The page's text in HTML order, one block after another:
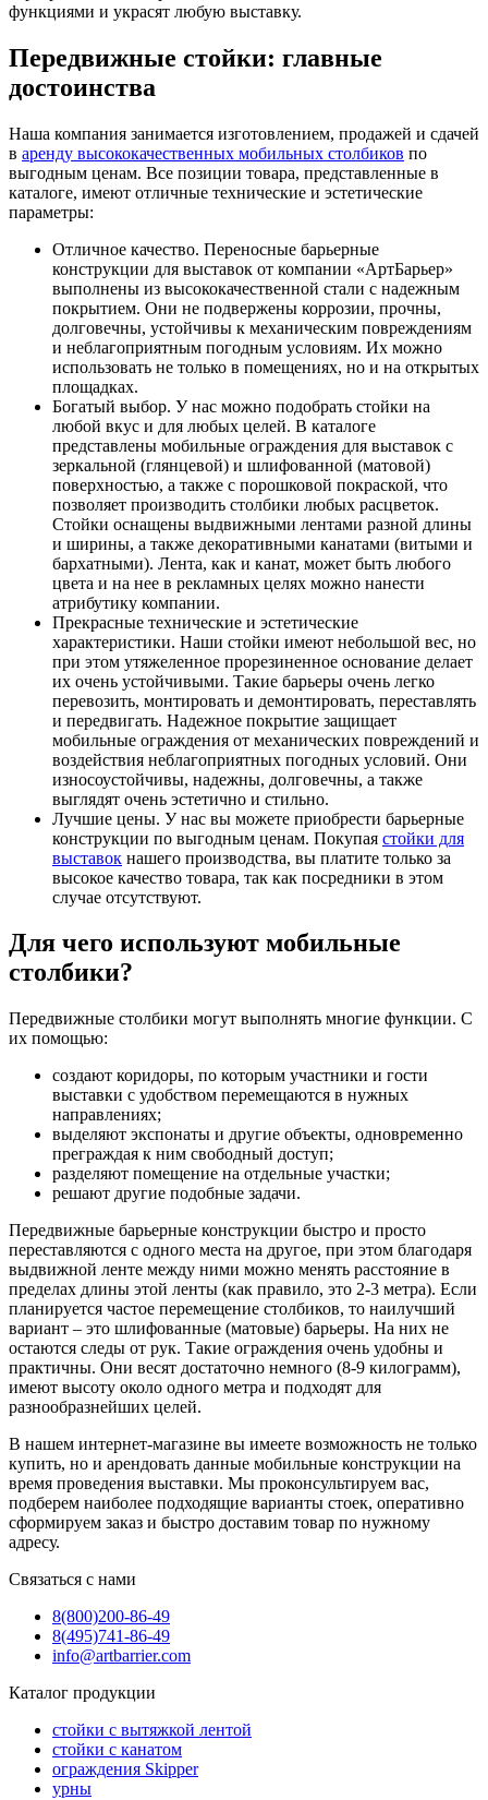
функциями и украсят любую выставку.
Передвижные стойки: главные
достоинства
Наша компания занимается изготовлением, продажей и сдачей
в аренду высококачественных мобильных столбиков по
выгодным ценам. Все позиции товара, представленные в
каталоге, имеют отличные технические и эстетические
параметры:
Отличное качество. Переносные барьерные
конструкции для выставок от компании «АртБарьер»
выполнены из высококачественной стали с надежным
покрытием. Они не подвержены коррозии, прочны,
долговечны, устойчивы к механическим повреждениям
и неблагоприятным погодным условиям. Их можно
использовать не только в помещениях, но и на открытых
площадках.
Богатый выбор. У нас можно подобрать стойки на
любой вкус и для любых целей. В каталоге
представлены мобильные ограждения для выставок с
зеркальной (глянцевой) и шлифованной (матовой)
поверхностью, а также с порошковой покраской, что
позволяет производить столбики любых расцветок.
Стойки оснащены выдвижными лентами разной длины
и ширины, а также декоративными канатами (витыми и
бархатными). Лента, как и канат, может быть любого
цвета и на нее в рекламных целях можно нанести
атрибутику компании.
Прекрасные технические и эстетические
характеристики. Наши стойки имеют небольшой вес, но
при этом утяжеленное прорезиненное основание делает
их очень устойчивыми. Такие барьеры очень легко
перевозить, монтировать и демонтировать, переставлять
и передвигать. Надежное покрытие защищает
мобильные ограждения от механических повреждений и
воздействия неблагоприятных погодных условий. Они
износоустойчивы, надежны, долговечны, а также
выглядят очень эстетично и стильно.
Лучшие цены. У нас вы можете приобрести барьерные
конструкции по выгодным ценам. Покупая стойки для
выставок нашего производства, вы платите только за
высокое качество товара, так как посредники в этом
случае отсутствуют.
Для чего используют мобильные
столбики?
Передвижные столбики могут выполнять многие функции. С
их помощью:
создают коридоры, по которым участники и гости
выставки с удобством перемещаются в нужных
направлениях;
выделяют экспонаты и другие объекты, одновременно
преграждая к ним свободный доступ;
разделяют помещение на отдельные участки;
решают другие подобные задачи.
Передвижные барьерные конструкции быстро и просто
переставляются с одного места на другое, при этом благодаря
выдвижной ленте между ними можно менять расстояние в
пределах длины этой ленты (как правило, это 2-3 метра). Если
планируется частое перемещение столбиков, то наилучший
вариант – это шлифованные (матовые) барьеры. На них не
остаются следы от рук. Такие ограждения очень удобны и
практичны. Они весят достаточно немного (8-9 килограмм),
имеют высоту около одного метра и подходят для
разнообразнейших целей.
В нашем интернет-магазине вы имеете возможность не только
купить, но и арендовать данные мобильные конструкции на
время проведения выставки. Мы проконсультируем вас,
подберем наиболее подходящие варианты стоек, оперативно
сформируем заказ и быстро доставим товар по нужному
адресу.
Связаться с нами
8(800)200-86-49
8(495)741-86-49
info@artbarrier.com
Каталог продукции
стойки с вытяжкой лентой
стойки с канатом
ограждения Skipper
урны